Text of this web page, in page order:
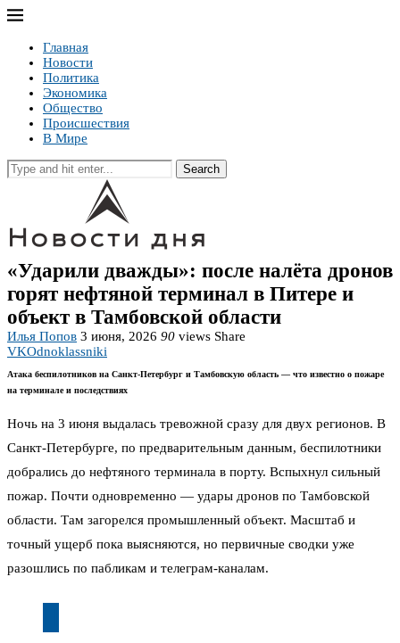
Главная
Новости
Политика
Экономика
Общество
Происшествия
В Мире
Search
«Ударили дважды»: после налёта дронов
горят нефтяной терминал в Питере и
объект в Тамбовской области
Илья Попов 3 июня, 2026 90 views Share
VKOdnoklassniki
Атака беспилотников на Санкт-Петербург и Тамбовскую область — что известно о пожаре
на терминале и последствиях
Ночь на 3 июня выдалась тревожной сразу для двух регионов. В
Санкт-Петербурге, по предварительным данным, беспилотники
добрались до нефтяного терминала в порту. Вспыхнул сильный
пожар. Почти одновременно — удары дронов по Тамбовской
области. Там загорелся промышленный объект. Масштаб и
точный ущерб пока выясняются, но первичные сводки уже
разошлись по пабликам и телеграм-каналам.